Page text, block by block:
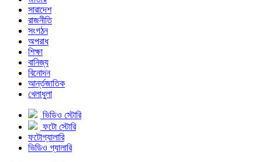
সারাদেশ
রাজনীতি
সংগঠন
অপরাধ
শিক্ষা
বানিজ্য
বিনোদন
আর্ন্তজাতিক
খেলাধুলা
ভিডিও স্টোরি
ফটো স্টোরি
ফটোগ্যালারি
ভিডিও গ্যালারি